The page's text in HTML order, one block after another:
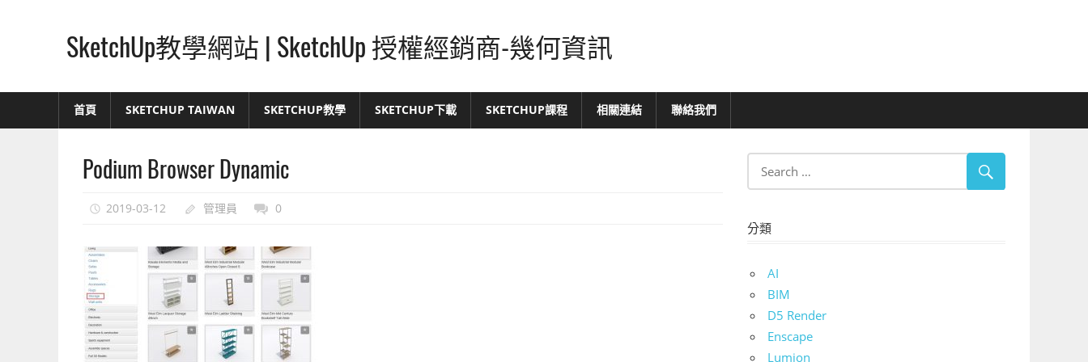
SketchUp教學網站 | SketchUp 授權經銷商-幾何資訊
最
首頁 SKETCHUP TAIWAN SKETCHUP教學 SKETCHUP下載 SKETCHUP課程 相關連結 聯絡我們
Podium Browser Dynamic
2019-03-12 管理員 0
分類
AI
BIM
D5 Render
Enscape
Lumion